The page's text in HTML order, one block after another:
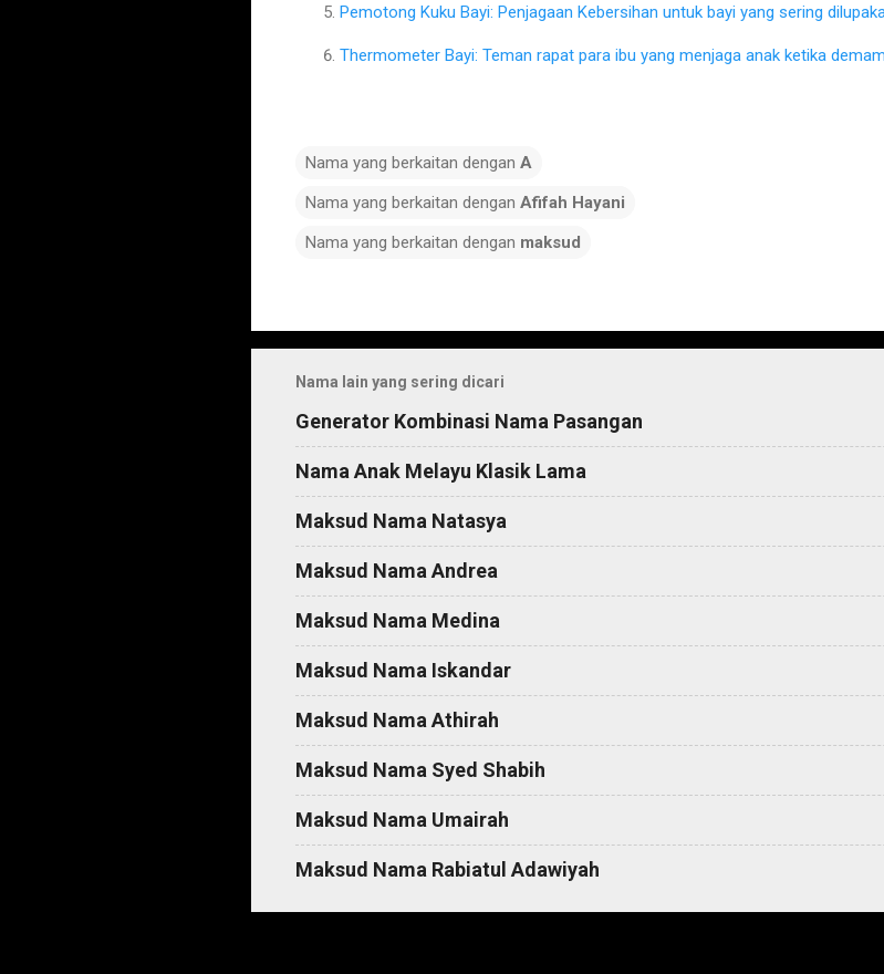
Pemotong Kuku Bayi: Penjagaan Kebersihan untuk bayi yang sering
Thermometer Bayi: Teman rapat para ibu yang menjaga anak ketika
Nama yang berkaitan dengan A
Nama yang berkaitan dengan Afifah Hayani
Nama yang berkaitan dengan maksud
e
n
t
s
Nama lain yang sering dicari
Generator Kombinasi Nama Pasangan
Nama Anak Melayu Klasik Lama
Maksud Nama Natasya
Maksud Nama Andrea
Maksud Nama Medina
Maksud Nama Iskandar
Maksud Nama Athirah
Maksud Nama Syed Shabih
Maksud Nama Umairah
Maksud Nama Rabiatul Adawiyah